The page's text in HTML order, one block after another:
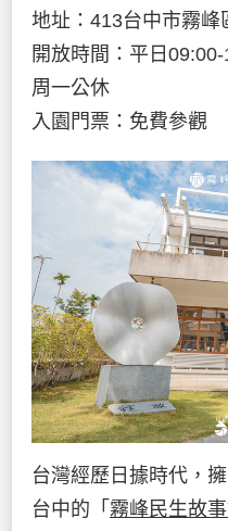
地址：413台中市霧峰
開放時間：平日
周一公休
入園門票：免費參觀
台灣經歷日據時代，
台中的「 霧峰民生故